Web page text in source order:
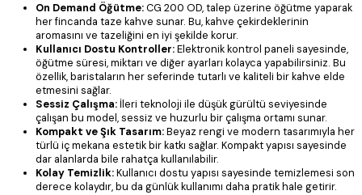
On Demand Öğütme:CG 200 OD, talep üzerine öğütme yaparak
her fincanda taze kahve sunar. Bu, kahve çekirdeklerinin
aromasını ve tazeliğini en iyi şekilde korur.
Kullanıcı Dostu Kontroller:Elektronik kontrol paneli sayesinde,
öğütme süresi, miktarı ve diğer ayarları kolayca yapabilirsiniz. Bu
özellik, baristaların her seferinde tutarlı ve kaliteli bir kahve elde
etmesini sağlar.
Sessiz Çalışma: İleri teknoloji ile düşük gürültü seviyesinde
çalışan bu model, sessiz ve huzurlu bir çalışma ortamı sunar.
Kompakt ve Şık Tasarım:Beyaz rengi ve modern tasarımıyla her
türlü iç mekana estetik bir katkı sağlar. Kompakt yapısı sayesinde
dar alanlarda bile rahatça kullanılabilir.
Kolay Temizlik:Kullanıcı dostu yapısı sayesinde temizlemesi son
derece kolaydır, bu da günlük kullanımı daha pratik hale getirir.